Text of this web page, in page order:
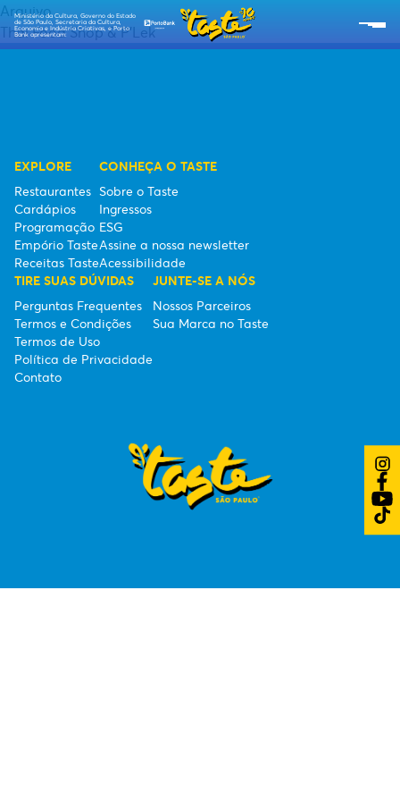
Ministério da Cultura, Governo do Estado
de São Paulo, Secretaria da Cultura,
Economia e Indústria Criativas, e Porto
Bank apresentam:
CARDÁPIOS
PROGRAMAÇÃO
RECEITAS TASTE
EMPÓRIO TASTE
TIPO DE INGRESSOS
Arquivo
Thai Food Shop & P’Lek
EXPLORE
Restaurantes
Cardápios
Programação
Empório Taste
Receitas Taste
CONHEÇA O TASTE
Sobre o Taste
Ingressos
ESG
Assine a nossa newsletter
Acessibilidade
TIRE SUAS DÚVIDAS
Perguntas Frequentes
Termos e Condições
Termos de Uso
Política de Privacidade
Contato
JUNTE-SE A NÓS
Nossos Parceiros
Sua Marca no Taste